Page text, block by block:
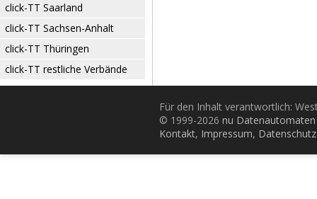
click-TT Saarland
click-TT Sachsen-Anhalt
click-TT Thüringen
click-TT restliche Verbände
Für den Inhalt verantwortlich:
© 1999-2026 nu
Kontakt, Impressum, Datenschutz